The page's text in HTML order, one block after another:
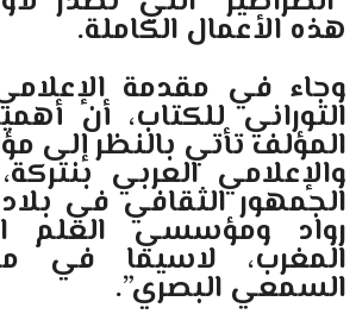
هذه الأعمال الكاملة.‏
وجاء في مقدمة
التوراني للكتاب، أن
المؤلف تأتي بالنظر إلى
والإعلامي ‏العربي
الجمهور الثقافي في
رواد ومؤسسي العلم
‏المغرب، لاسيما في
السمعي البصري”.‏